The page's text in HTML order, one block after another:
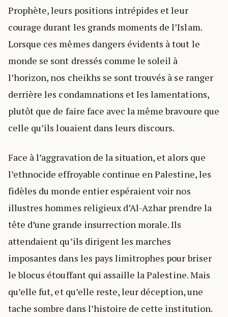
Prophète, leurs positions intrépides et leur
courage durant les grands moments de l’Islam.
Lorsque ces mêmes dangers évidents à tout le
monde se sont dressés comme le soleil à
l’horizon, nos cheikhs se sont trouvés à se ranger
derrière les condamnations et les lamentations,
plutôt que de faire face avec la même bravoure que
celle qu’ils louaient dans leurs discours.
Face à l’aggravation de la situation, et alors que
l’ethnocide effroyable continue en Palestine, les
fidèles du monde entier espéraient voir nos
illustres hommes religieux d’Al-Azhar prendre la
tête d’une grande insurrection morale. Ils
attendaient qu’ils dirigent les marches
imposantes dans les pays limitrophes pour briser
le blocus étouffant qui assaille la Palestine. Mais
qu’elle fut, et qu’elle reste, leur déception, une
tache sombre dans l’histoire de cette institution.